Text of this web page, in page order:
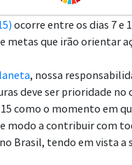
ocorre entre os dias 7 e
que irão orientar
, nossa
deve ser prioridade
como o momento em
modo a contribuir com
Brasil, tendo em vista a